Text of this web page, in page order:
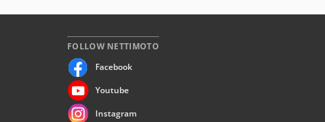
FOLLOW NETTIMOTO
Facebook
Youtube
Instagram